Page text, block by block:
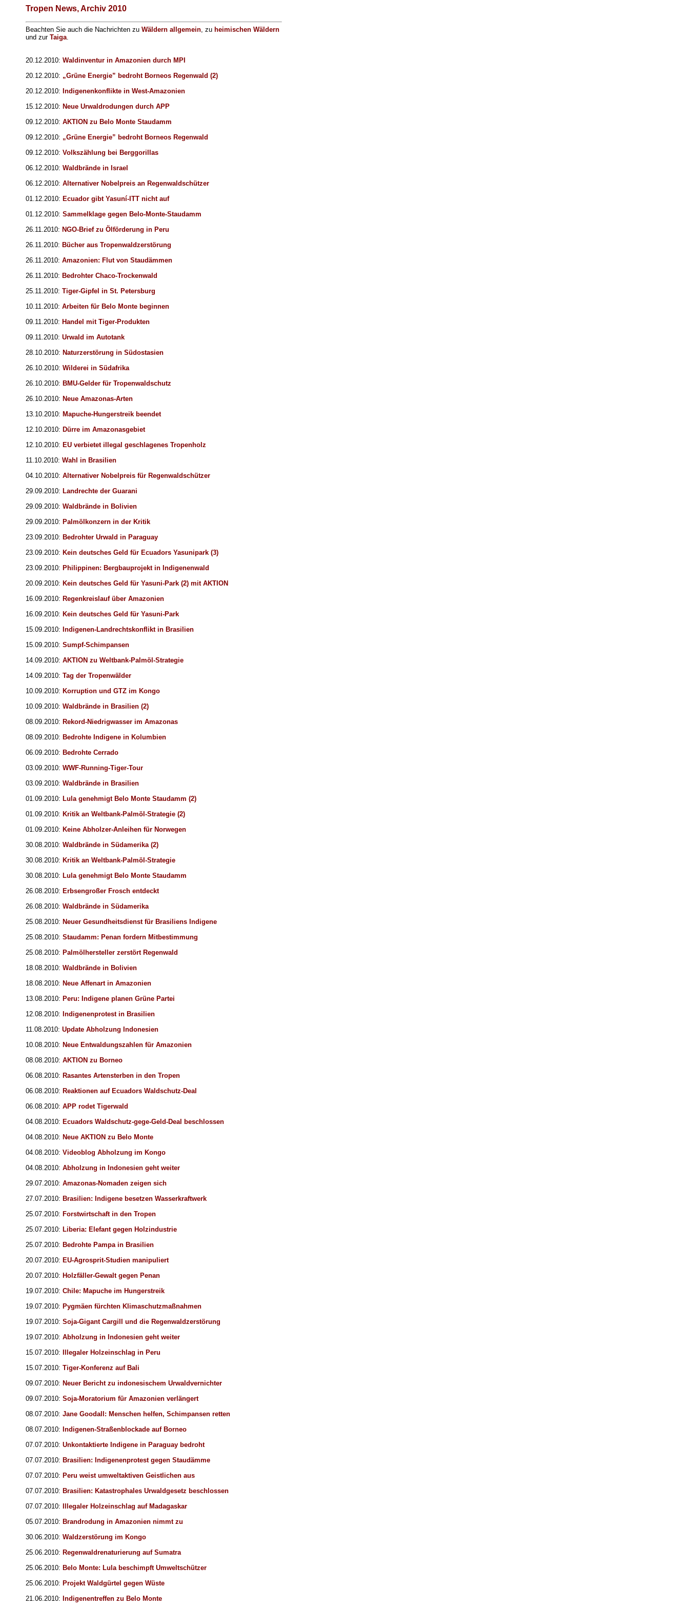
Tropen News, Archiv 2010
Beachten Sie auch die Nachrichten zu Wäldern allgemein, zu heimischen Wäldern
und zur Taiga.
20.12.2010: Waldinventur in Amazonien durch MPI
20.12.2010: „Grüne Energie” bedroht Borneos Regenwald (2)
20.12.2010: Indigenenkonflikte in West-Amazonien
15.12.2010: Neue Urwaldrodungen durch APP
09.12.2010: AKTION zu Belo Monte Staudamm
09.12.2010: „Grüne Energie” bedroht Borneos Regenwald
09.12.2010: Volkszählung bei Berggorillas
06.12.2010: Waldbrände in Israel
06.12.2010: Alternativer Nobelpreis an Regenwaldschützer
01.12.2010: Ecuador gibt Yasuní-ITT nicht auf
01.12.2010: Sammelklage gegen Belo-Monte-Staudamm
26.11.2010: NGO-Brief zu Ölförderung in Peru
26.11.2010: Bücher aus Tropenwaldzerstörung
26.11.2010: Amazonien: Flut von Staudämmen
26.11.2010: Bedrohter Chaco-Trockenwald
25.11.2010: Tiger-Gipfel in St. Petersburg
10.11.2010: Arbeiten für Belo Monte beginnen
09.11.2010: Handel mit Tiger-Produkten
09.11.2010: Urwald im Autotank
28.10.2010: Naturzerstörung in Südostasien
26.10.2010: Wilderei in Südafrika
26.10.2010: BMU-Gelder für Tropenwaldschutz
26.10.2010: Neue Amazonas-Arten
13.10.2010: Mapuche-Hungerstreik beendet
12.10.2010: Dürre im Amazonasgebiet
12.10.2010: EU verbietet illegal geschlagenes Tropenholz
11.10.2010: Wahl in Brasilien
04.10.2010: Alternativer Nobelpreis für Regenwaldschützer
29.09.2010: Landrechte der Guarani
29.09.2010: Waldbrände in Bolivien
29.09.2010: Palmölkonzern in der Kritik
23.09.2010: Bedrohter Urwald in Paraguay
23.09.2010: Kein deutsches Geld für Ecuadors Yasunipark (3)
23.09.2010: Philippinen: Bergbauprojekt in Indigenenwald
20.09.2010: Kein deutsches Geld für Yasuni-Park (2) mit AKTION
16.09.2010: Regenkreislauf über Amazonien
16.09.2010: Kein deutsches Geld für Yasuni-Park
15.09.2010: Indigenen-Landrechtskonflikt in Brasilien
15.09.2010: Sumpf-Schimpansen
14.09.2010: AKTION zu Weltbank-Palmöl-Strategie
14.09.2010: Tag der Tropenwälder
10.09.2010: Korruption und GTZ im Kongo
10.09.2010: Waldbrände in Brasilien (2)
08.09.2010: Rekord-Niedrigwasser im Amazonas
08.09.2010: Bedrohte Indigene in Kolumbien
06.09.2010: Bedrohte Cerrado
03.09.2010: WWF-Running-Tiger-Tour
03.09.2010: Waldbrände in Brasilien
01.09.2010: Lula genehmigt Belo Monte Staudamm (2)
01.09.2010: Kritik an Weltbank-Palmöl-Strategie (2)
01.09.2010: Keine Abholzer-Anleihen für Norwegen
30.08.2010: Waldbrände in Südamerika (2)
30.08.2010: Kritik an Weltbank-Palmöl-Strategie
30.08.2010: Lula genehmigt Belo Monte Staudamm
26.08.2010: Erbsengroßer Frosch entdeckt
26.08.2010: Waldbrände in Südamerika
25.08.2010: Neuer Gesundheitsdienst für Brasiliens Indigene
25.08.2010: Staudamm: Penan fordern Mitbestimmung
25.08.2010: Palmölhersteller zerstört Regenwald
18.08.2010: Waldbrände in Bolivien
18.08.2010: Neue Affenart in Amazonien
13.08.2010: Peru: Indigene planen Grüne Partei
12.08.2010: Indigenenprotest in Brasilien
11.08.2010: Update Abholzung Indonesien
10.08.2010: Neue Entwaldungszahlen für Amazonien
08.08.2010: AKTION zu Borneo
06.08.2010: Rasantes Artensterben in den Tropen
06.08.2010: Reaktionen auf Ecuadors Waldschutz-Deal
06.08.2010: APP rodet Tigerwald
04.08.2010: Ecuadors Waldschutz-gege-Geld-Deal beschlossen
04.08.2010: Neue AKTION zu Belo Monte
04.08.2010: Videoblog Abholzung im Kongo
04.08.2010: Abholzung in Indonesien geht weiter
29.07.2010: Amazonas-Nomaden zeigen sich
27.07.2010: Brasilien: Indigene besetzen Wasserkraftwerk
25.07.2010: Forstwirtschaft in den Tropen
25.07.2010: Liberia: Elefant gegen Holzindustrie
25.07.2010: Bedrohte Pampa in Brasilien
20.07.2010: EU-Agrosprit-Studien manipuliert
20.07.2010: Holzfäller-Gewalt gegen Penan
19.07.2010: Chile: Mapuche im Hungerstreik
19.07.2010: Pygmäen fürchten Klimaschutzmaßnahmen
19.07.2010: Soja-Gigant Cargill und die Regenwaldzerstörung
19.07.2010: Abholzung in Indonesien geht weiter
15.07.2010:
Illegaler Holzeinschlag in Peru
15.07.2010: Tiger-Konferenz auf Bali
09.07.2010: Neuer Bericht zu indonesischem Urwaldvernichter
09.07.2010: Soja-Moratorium für Amazonien verlängert
08.07.2010: Jane Goodall: Menschen helfen, Schimpansen retten
08.07.2010: Indigenen-Straßenblockade auf Borneo
07.07.2010: Unkontaktierte Indigene in Paraguay bedroht
07.07.2010: Brasilien: Indigenenprotest gegen Staudämme
07.07.2010: Peru weist umweltaktiven Geistlichen aus
07.07.2010: Brasilien: Katastrophales Urwaldgesetz beschlossen
07.07.2010:
Illegaler Holzeinschlag auf Madagaskar
05.07.2010: Brandrodung in Amazonien nimmt zu
30.06.2010: Waldzerstörung im Kongo
25.06.2010: Regenwaldrenaturierung auf Sumatra
25.06.2010: Belo Monte: Lula beschimpft Umweltschützer
25.06.2010: Projekt Waldgürtel gegen Wüste
21.06.2010: Indigenentreffen zu Belo Monte